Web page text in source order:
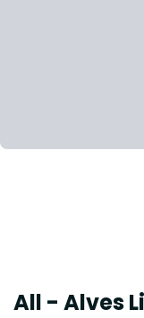
All - Alves